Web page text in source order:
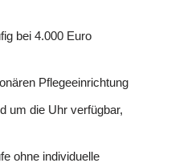
bei 4.000 Euro
Pflegeeinrichtung
um die Uhr verfügbar,
ohne individuelle